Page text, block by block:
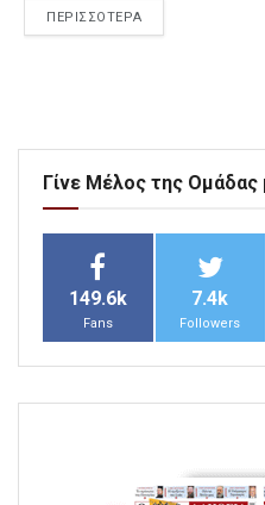
ΠΕΡΙΣΣΟΤΕΡΑ
Γίνε Μέλος της Ομάδας
149.6k
Fans
7.4k
Followers